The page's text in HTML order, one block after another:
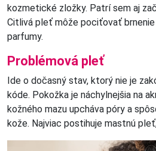
kozmetické zložky. Patrí sem aj
Citlivá pleť môže pociťovať
parfumy.
Problémová pleť
Ide o dočasný stav, ktorý nie je
kóde. Pokožka je náchylnejšia na
kožného mazu upcháva póry a
kože. Najviac postihuje mastnú